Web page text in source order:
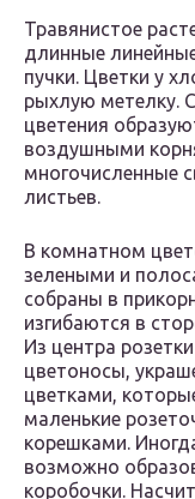
Травянистое
длинные
пучки. Цветки у
рыхлую метелку.
цветения
воздушными
многочисленные
листьев.
В комнатном
зелеными и
собраны в
изгибаются в
Из центра
цветоносы,
цветками,
маленькие
корешками.
возможно
коробочки.